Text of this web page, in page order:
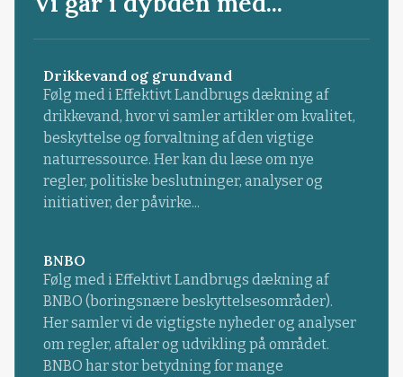
Drikkevand og grundvand
Følg med i Effektivt Landbrugs dækning af
drikkevand, hvor vi samler artikler om kvalitet,
beskyttelse og forvaltning af den vigtige
naturressource. Her kan du læse om nye
regler, politiske beslutninger, analyser og
initiativer, der påvirke...
BNBO
Følg med i Effektivt Landbrugs dækning af
BNBO (boringsnære beskyttelsesområder).
Her samler vi de vigtigste nyheder og analyser
om regler, aftaler og udvikling på området.
BNBO har stor betydning for mange